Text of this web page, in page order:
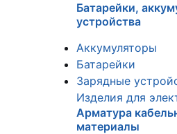
Батарейки,
устройства
Аккумуляторы
Батарейки
Зарядные
Изделия для
Арматура
материалы